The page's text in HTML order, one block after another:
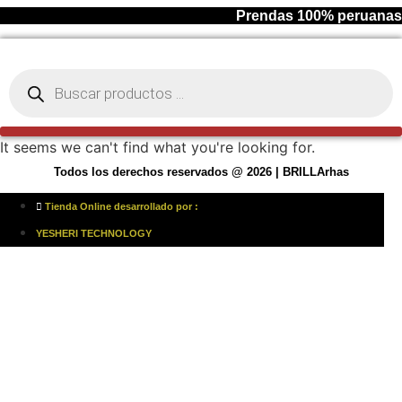
Ir
al
Prendas 100% peruanas
productos
It seems we can't find what you're looking for.
Todos los derechos reservados @ 2026 | BRILLArhas
Tienda Online desarrollado por :
YESHERI TECHNOLOGY